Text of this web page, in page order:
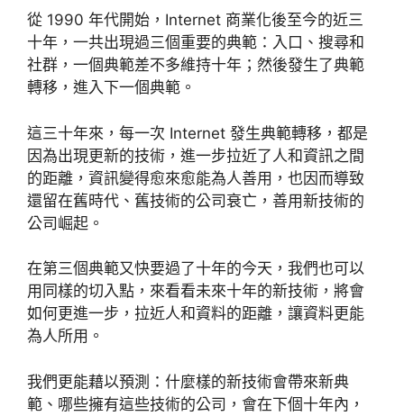
從 1990 年代開始，Internet 商業化後至今的近三
十年，一共出現過三個重要的典範：入口、搜尋和
社群，一個典範差不多維持十年；然後發生了典範
轉移，進入下一個典範。
這三十年來，每一次 Internet 發生典範轉移，都是
因為出現更新的技術，進一步拉近了人和資訊之間
的距離，資訊變得愈來愈能為人善用，也因而導致
還留在舊時代、舊技術的公司衰亡，善用新技術的
公司崛起。
在第三個典範又快要過了十年的今天，我們也可以
用同樣的切入點，來看看未來十年的新技術，將會
如何更進一步，拉近人和資料的距離，讓資料更能
為人所用。
我們更能藉以預測：什麼樣的新技術會帶來新典
範、哪些擁有這些技術的公司，會在下個十年內，